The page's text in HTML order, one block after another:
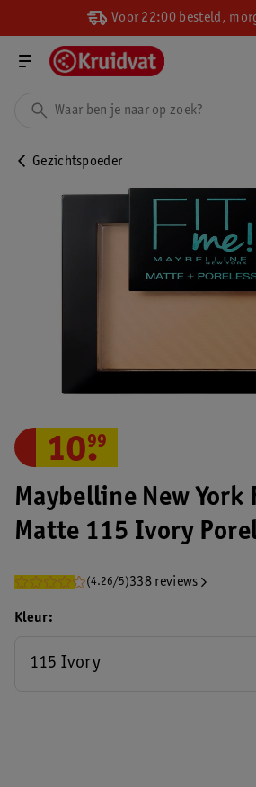
Voor 22:00 besteld,
Gezichtspoeder
Maybelline New York
Matte 115 Ivory
(4.26/5)338 reviews
10.
99
Kleur
115 Ivory